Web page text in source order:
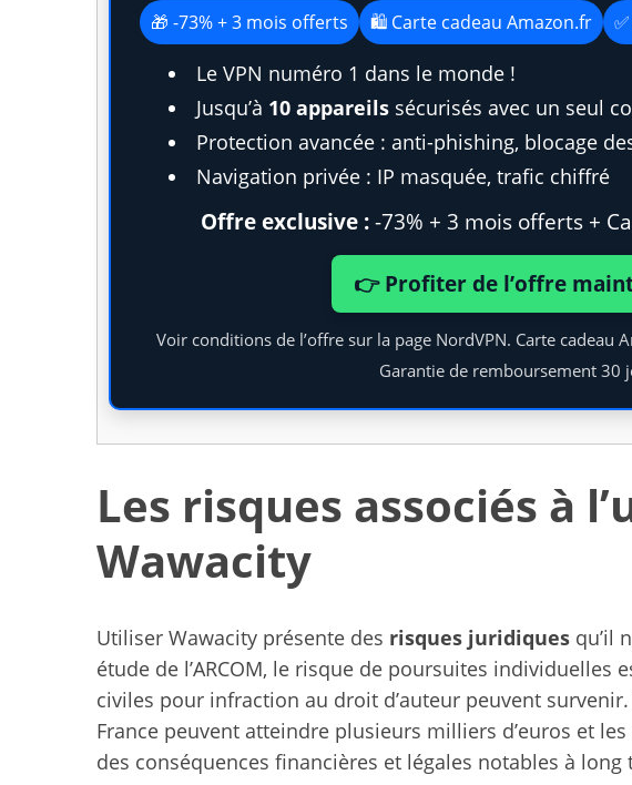
🎁 -73% + 3 mois offerts 🛍️ Carte cadeau Amazon.fr
Le VPN numéro 1 dans le monde !
Jusqu’à 10 appareils sécurisés avec un seul
Protection avancée : anti-phishing, blocage
Navigation privée : IP masquée, trafic chiffré
Offre exclusive :-73% + 3 mois offerts +
👉 Profiter de l’offre
Voir conditions de l’offre sur la page NordVPN. Carte cadeau
Garantie de remboursement 30
Les risques associés à
Wawacity
Utiliser Wawacity présente des risques juridiques qu’il
étude de l’ARCOM, le risque de poursuites individuelles
civiles pour infraction au droit d’auteur peuvent
France peuvent atteindre plusieurs milliers d’euros et
des conséquences financières et légales notables à